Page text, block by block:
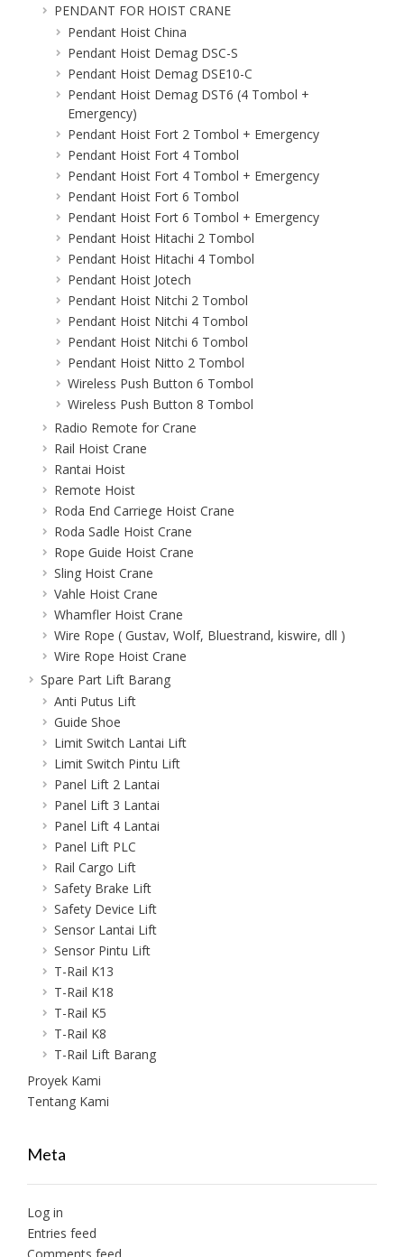
PENDANT FOR HOIST CRANE
Pendant Hoist China
Pendant Hoist Demag DSC-S
Pendant Hoist Demag DSE10-C
Pendant Hoist Demag DST6 (4 Tombol +
Emergency)
Pendant Hoist Fort 2 Tombol + Emergency
Pendant Hoist Fort 4 Tombol
Pendant Hoist Fort 4 Tombol + Emergency
Pendant Hoist Fort 6 Tombol
Pendant Hoist Fort 6 Tombol + Emergency
Pendant Hoist Hitachi 2 Tombol
Pendant Hoist Hitachi 4 Tombol
Pendant Hoist Jotech
Pendant Hoist Nitchi 2 Tombol
Pendant Hoist Nitchi 4 Tombol
Pendant Hoist Nitchi 6 Tombol
Pendant Hoist Nitto 2 Tombol
Wireless Push Button 6 Tombol
Wireless Push Button 8 Tombol
Radio Remote for Crane
Rail Hoist Crane
Rantai Hoist
Remote Hoist
Roda End Carriege Hoist Crane
Roda Sadle Hoist Crane
Rope Guide Hoist Crane
Sling Hoist Crane
Vahle Hoist Crane
Whamfler Hoist Crane
Wire Rope ( Gustav, Wolf, Bluestrand, kiswire, dll )
Wire Rope Hoist Crane
Spare Part Lift Barang
Anti Putus Lift
Guide Shoe
Limit Switch Lantai Lift
Limit Switch Pintu Lift
Panel Lift 2 Lantai
Panel Lift 3 Lantai
Panel Lift 4 Lantai
Panel Lift PLC
Rail Cargo Lift
Safety Brake Lift
Safety Device Lift
Sensor Lantai Lift
Sensor Pintu Lift
T-Rail K13
T-Rail K18
T-Rail K5
T-Rail K8
T-Rail Lift Barang
Proyek Kami
Tentang Kami
Meta
Log in
Entries feed
Comments feed